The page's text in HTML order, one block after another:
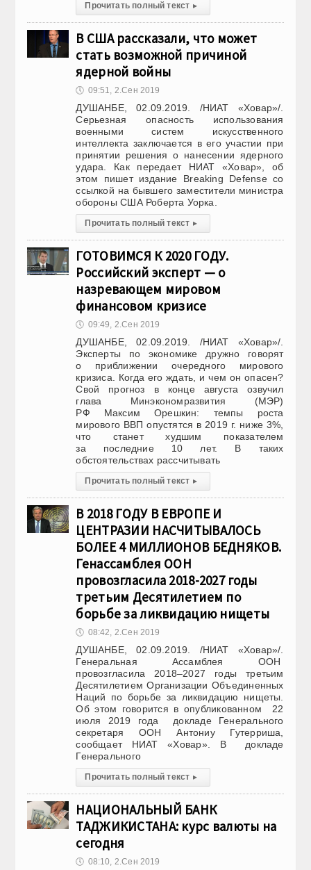
Прочитать полный текст ▸
В США рассказали, что может
стать возможной причиной
ядерной войны
🕔 09:51, 2.Сен 2019
ДУШАНБЕ, 02.09.2019. /НИАТ «Ховар»/.
Серьезная опасность использования
военными систем искусственного
интеллекта заключается в его участии при
принятии решения о нанесении ядерного
удара. Как передает НИАТ «Ховар», об
этом пишет издание Breaking Defense со
ссылкой на бывшего заместители министра
обороны США Роберта Уорка.
Прочитать полный текст ▸
ГОТОВИМСЯ К 2020 ГОДУ.
Российский эксперт — о
назревающем мировом
финансовом кризисе
🕔 09:49, 2.Сен 2019
ДУШАНБЕ, 02.09.2019. /НИАТ «Ховар»/.
Эксперты по экономике дружно говорят
о приближении очередного мирового
кризиса. Когда его ждать, и чем он опасен?
Свой прогноз в конце августа озвучил
глава Минэкономразвития (МЭР)
РФ Максим Орешкин: темпы роста
мирового ВВП опустятся в 2019 г. ниже 3%,
что станет худшим показателем
за последние 10 лет. В таких
обстоятельствах рассчитывать
Прочитать полный текст ▸
В 2018 ГОДУ В ЕВРОПЕ И
ЦЕНТРАЗИИ НАСЧИТЫВАЛОСЬ
БОЛЕЕ 4 МИЛЛИОНОВ БЕДНЯКОВ.
Генассамблея ООН
провозгласила 2018-2027 годы
третьим Десятилетием по
борьбе за ликвидацию нищеты
🕔 08:42, 2.Сен 2019
ДУШАНБЕ, 02.09.2019. /НИАТ «Ховар»/.
Генеральная Ассамблея ООН
провозгласила 2018–2027 годы третьим
Десятилетием Организации Объединенных
Наций по борьбе за ликвидацию нищеты.
Об этом говорится в опубликованном 22
июля 2019 года докладе Генерального
секретаря ООН Антониу Гутерриша,
сообщает НИАТ «Ховар». В докладе
Генерального
Прочитать полный текст ▸
НАЦИОНАЛЬНЫЙ БАНК
ТАДЖИКИСТАНА: курс валюты на
сегодня
🕔 08:10, 2.Сен 2019